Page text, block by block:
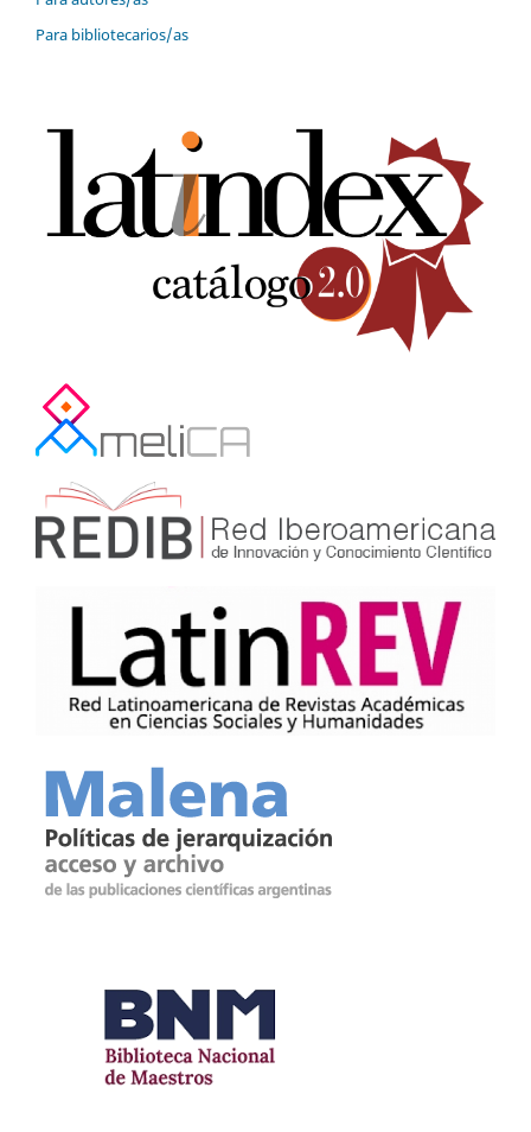
Para bibliotecarios/as